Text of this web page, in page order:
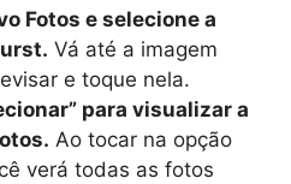
Fotos e selecione a
Vá até a imagem
e toque nela.
para visualizar a
Ao tocar na opção
verá todas as fotos